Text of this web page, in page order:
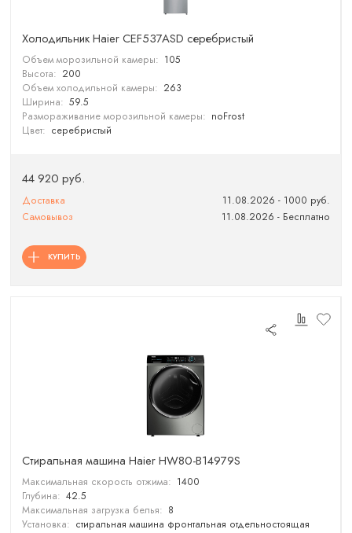
Холодильник Haier CEF537ASD серебристый
Объем морозильной камеры: 105
Высота: 200
Объем холодильной камеры: 263
Ширина: 59.5
Размораживание морозильной камеры: noFrost
Цвет: серебристый
44 920 руб.
Доставка
11.08.2026 - 1000 руб.
Самовывоз
11.08.2026 - Бесплатно
КУПИТЬ
Стиральная машина Haier HW80-B14979S
Максимальная скорость отжима: 1400
Глубина: 42.5
Максимальная загрузка белья: 8
Установка: стиральная машина фронтальная отдельностоящая